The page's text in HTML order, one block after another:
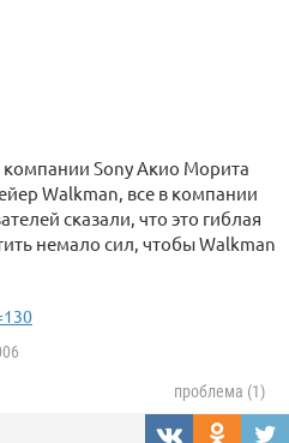
компании Sony Акио Морита
Walkman, все в компании
сказали, что это гиблая
немало сил, чтобы Walkman
проблема (1)